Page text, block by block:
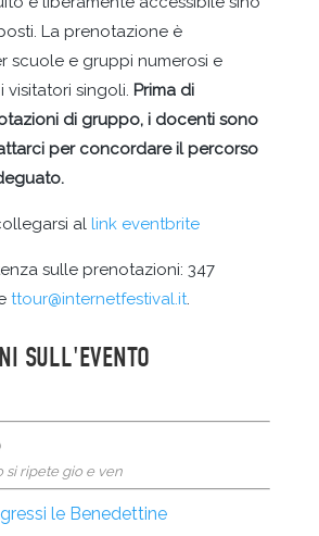
La prenotazione è
scuole e gruppi numerosi e
visitatori singoli. Prima di
di gruppo, i docenti sono
per concordare il percorso
al link eventbrite
sulle prenotazioni: 347
ttour@internetfestival.it.
SULL'EVENTO
si ripete gio e ven
le Benedettine